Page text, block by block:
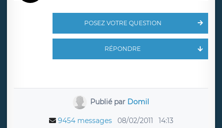
POSEZ VOTRE QUESTION
RÉPONDRE
Publié par Domil
9454 messages 08/02/2011 14:13